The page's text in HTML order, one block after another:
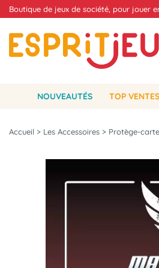
Boutique de jeux de société, pour jouer
NOUVEAUTÉS TOP VENTES
Accueil > Les Accessoires > Protège-